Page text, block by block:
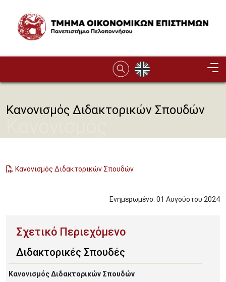
Image
Κανονισμός Διδακτορικών Σπουδών
Κανονισμός Διδακτορικών Σπουδών
Ενημερωμένο: 01 Αυγούστου 2024
Διδακτορικές Σπουδές
Κανονισμός Διδακτορικών Σπουδών